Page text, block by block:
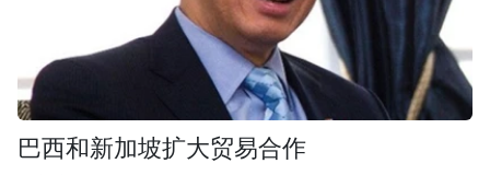
巴西和新加坡扩大贸易合作